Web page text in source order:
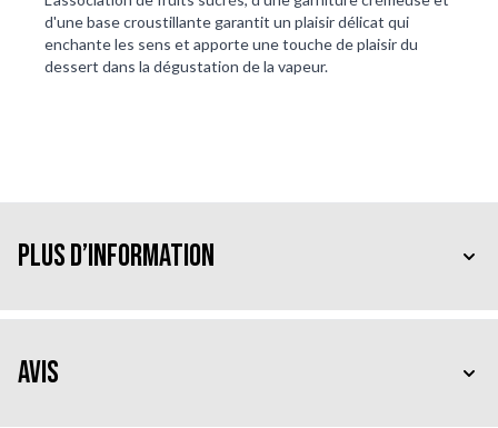
d'une base croustillante garantit un plaisir délicat qui
enchante les sens et apporte une touche de plaisir du
dessert dans la dégustation de la vapeur.
Plus d’information
Avis